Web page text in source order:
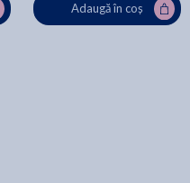
Adaugă în coș